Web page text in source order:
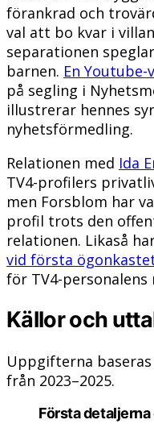
förankrad och
val att bo kvar i
separationen
barnen. En Youtube-
på segling i
illustrerar hennes
nyhetsförmedling.
Relationen med Ida
TV4-profilers
men Forsblom har
profil trots den
relationen. Likaså
vid första
för TV4-personalens
Källor och
Uppgifterna
från 2023–2025.
Första